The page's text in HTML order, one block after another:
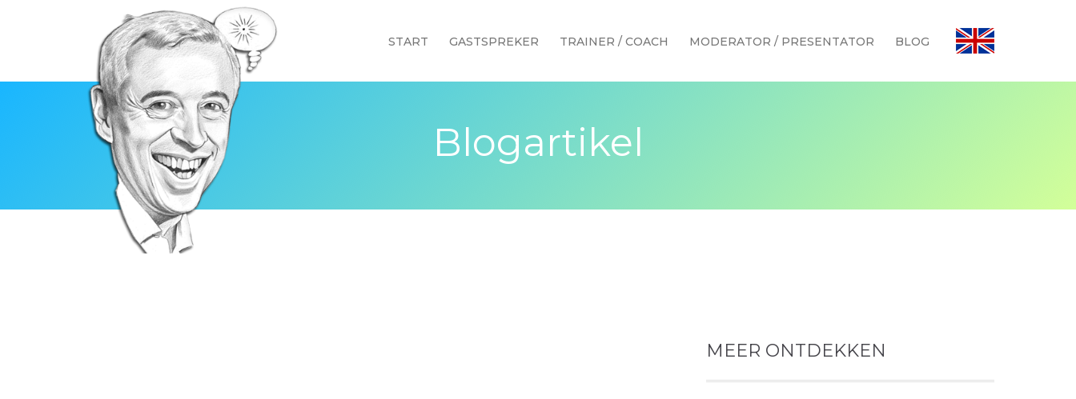
START GASTSPREKER TRAINER / COACH MODERATOR / PRESENTATOR BLOG
Blogartikel
MEER ONTDEKKEN